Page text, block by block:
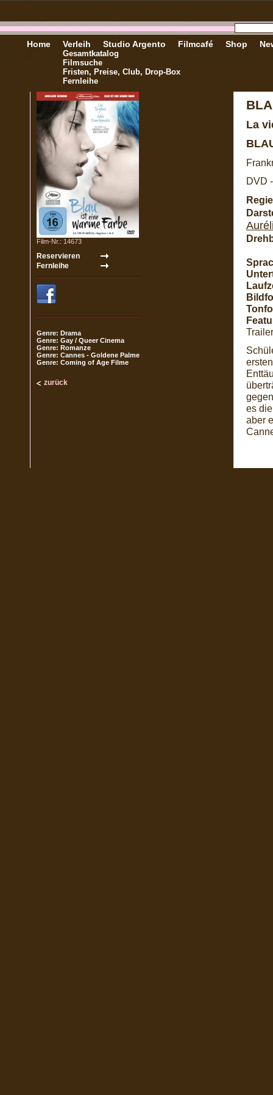
Home Verleih
Gesamtkatalog
Filmsuche
Fristen, Preise, Club, Drop-Box
Fernleihe
Studio Argento Filmcafé Shop
Film-Nr.: 14673
Genre: Drama
Genre: Gay / Queer Cinema
Genre: Romanze
Genre: Cannes - Goldene Palme
Genre: Coming of Age Filme
zurück
La
DVD
Trailer
es
aber